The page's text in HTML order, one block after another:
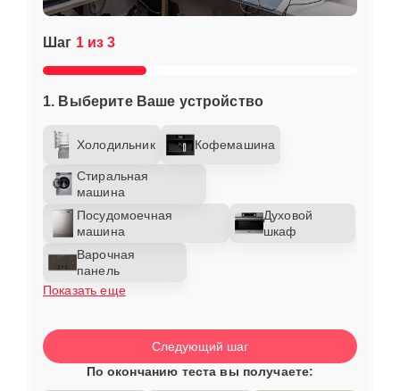
Шаг 1 из 3
1. Выберите Ваше устройство
Холодильник Кофемашина
Стиральная
машина
Посудомоечная
машина
Духовой
шкаф
Варочная
панель
Показать еще
Следующий шаг
По окончанию теста вы получаете: